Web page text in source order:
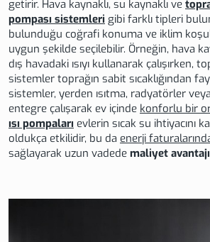
getirir. Hava kaynaklı, su kaynaklı ve
pompası sistemleri gibi farklı tipleri
bulunduğu coğrafi konuma ve iklim
uygun şekilde seçilebilir. Örneğin, hava
dış havadaki ısıyı kullanarak çalışırken,
sistemler toprağın sabit sıcaklığından
sistemler, yerden ısıtma, radyatörler
entegre çalışarak ev içinde konforlu bir
ısı pompaları evlerin sıcak su ihtiyacını
oldukça etkilidir, bu da enerji
sağlayarak uzun vadede maliyet avantajı